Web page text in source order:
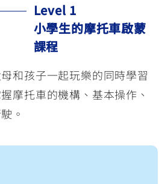
15
150
Level 1
小學生的摩托車啟蒙
課程
和孩子一起玩樂的同時學習
摩托車的機構、基本操作、
。